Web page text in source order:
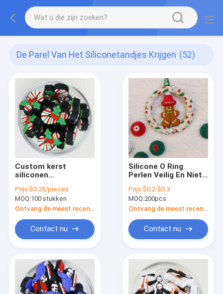
De Parel Van Het Siliconetandjes Krijgen (52)
Custom kerst
siliconen
Prijs:$0.25/pieces
MOQ:100 stukken
Contact nu
Silicone O Ring
Perlen Veilig En Niet
Kerst Hoed Perlen
Prijs:$0.2-$0.3
MOQ:200pcs
Contact nu